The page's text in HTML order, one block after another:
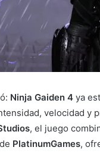
Ninja Gaiden 4ya
velocidad y
, el juego
PlatinumGames,